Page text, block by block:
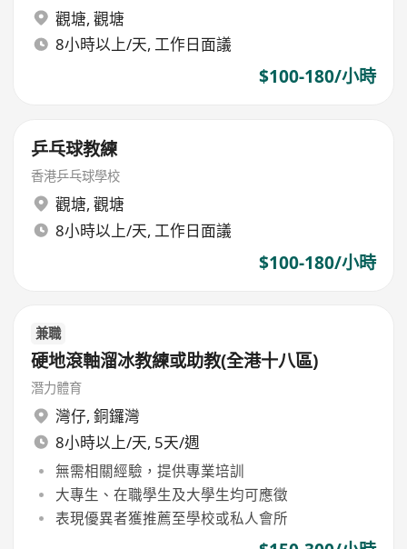
觀塘, 觀塘
8小時以上/天, 工作日面議
$100-180/小時
乒乓球教練
香港乒乓球學校
觀塘, 觀塘
8小時以上/天, 工作日面議
$100-180/小時
兼職
硬地滾軸溜冰教練或助教(全港十八區)
潛力體育
灣仔, 銅鑼灣
8小時以上/天, 5天/週
無需相關經驗，提供專業培訓
大專生、在職學生及大學生均可應徵
表現優異者獲推薦至學校或私人會所